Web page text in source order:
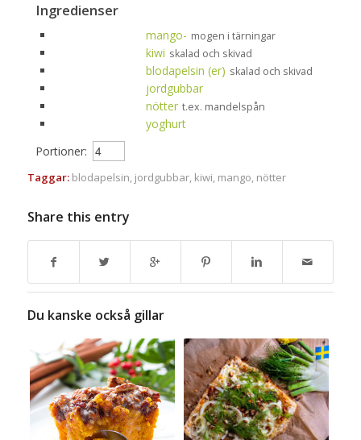
Ingredienser
mango- mogen i tärningar
kiwi skalad och skivad
blodapelsin (er) skalad och skivad
jordgubbar
nötter t.ex. mandelspån
yoghurt
Portioner:
Taggar: blodapelsin, jordgubbar, kiwi, mango, nötter
Share this entry
Du kanske också gillar